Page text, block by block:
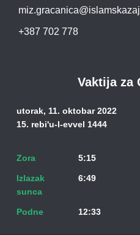
+387 702 778
Vaktija za
utorak, 11. oktobar 2022
15. rebi'u-l-evvel 1444
Zora 5:15
Izlazak
sunca
6:49
Podne 12:33